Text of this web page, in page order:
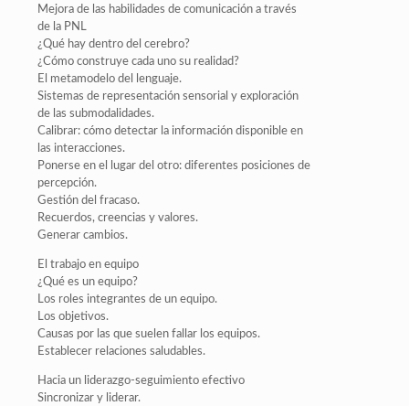
Mejora de las habilidades de comunicación a través
de la PNL
¿Qué hay dentro del cerebro?
¿Cómo construye cada uno su realidad?
El metamodelo del lenguaje.
Sistemas de representación sensorial y exploración
de las submodalidades.
Calibrar: cómo detectar la información disponible en
las interacciones.
Ponerse en el lugar del otro: diferentes posiciones de
percepción.
Gestión del fracaso.
Recuerdos, creencias y valores.
Generar cambios.
El trabajo en equipo
¿Qué es un equipo?
Los roles integrantes de un equipo.
Los objetivos.
Causas por las que suelen fallar los equipos.
Establecer relaciones saludables.
Hacia un liderazgo-seguimiento efectivo
Sincronizar y liderar.